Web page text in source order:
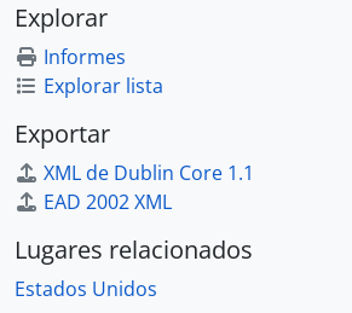
Explorar
Informes
Explorar lista
Exportar
XML de Dublin Core 1.1
EAD 2002 XML
Lugares relacionados
Estados Unidos